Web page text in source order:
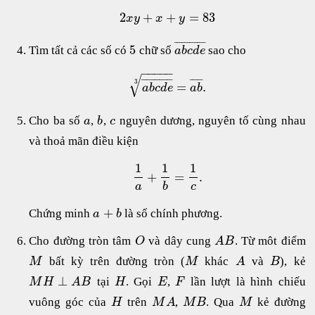
2xy + x + y = 83
Tìm tất cả các số có 5 chữ số abcde
¯ ¯
¯¯¯¯¯¯¯¯¯¯ sao cho
abcde
¯ ¯
¯¯¯¯¯¯¯¯¯¯
− −
−−−
√
3 = ab
¯ ¯
¯¯¯ .
Cho ba số a,b,c nguyên dương, nguyên tố cùng nhau
và thoả mãn điều kiện
1
a
+
1
b
=
1
c
.
Chứng minha + b là số chính phương.
Cho đường tròn tâm Ovà dây cung AB. Từ môt điểm
Mbất kỳ trên đường tròn (Mkhác A và B), kẻ
MH ⊥ AB tại H. Gọi E, F lần lượt là hình chiếu
vuông góc của Htrên MA, MB. Qua Mkẻ đường